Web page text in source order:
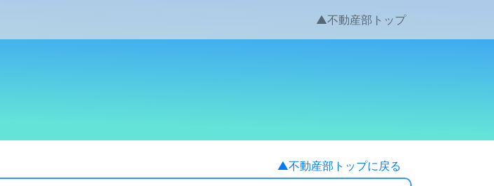
▲不動産部トップ
▲不動産部トップに戻る